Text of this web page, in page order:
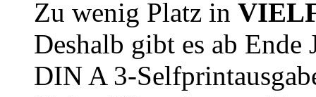
Zu wenig Platz in
Deshalb gibt es ab Ende
DIN A 3-